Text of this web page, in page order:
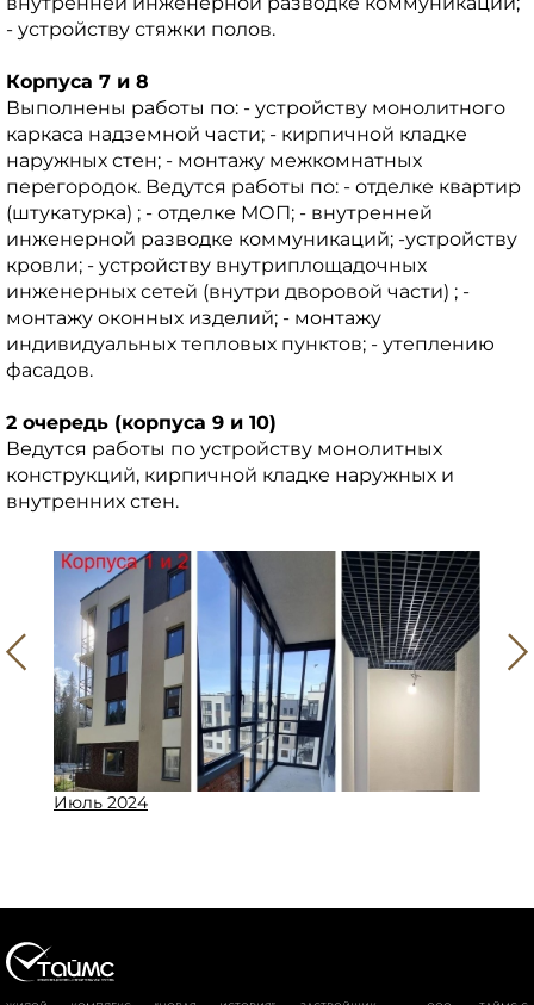
- устройству стяжки полов.
Корпуса 7 и 8
Выполнены работы по: - устройству монолитного
каркаса надземной части; - кирпичной кладке
наружных стен; - монтажу межкомнатных
перегородок. Ведутся работы по: - отделке квартир
(штукатурка) ; - отделке МОП; - внутренней
инженерной разводке коммуникаций; -устройству
кровли; - устройству внутриплощадочных
инженерных сетей (внутри дворовой части) ; -
монтажу оконных изделий; - монтажу
индивидуальных тепловых пунктов; - утеплению
фасадов.
2 очередь (корпуса 9 и 10)
Ведутся работы по устройству монолитных
конструкций, кирпичной кладке наружных и
внутренних стен.
Июль 2024